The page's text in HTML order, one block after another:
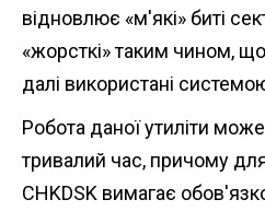
відновлює «м'які» биті
«жорсткі» таким чином,
далі використані
Робота даної утиліти
тривалий час, причому
CHKDSK вимагає